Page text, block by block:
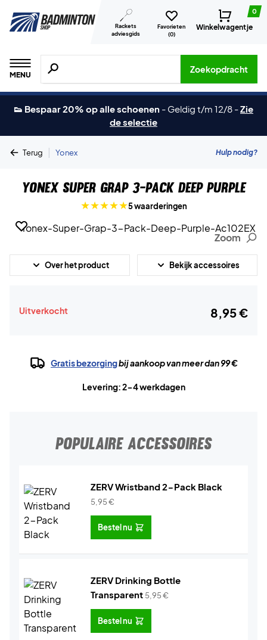
Rackets
adviesgids
Favorieten
(0)
0
Winkelwagentje
MENU
Zoeken naar producten, merken etc.
Zoekopdracht
👟 Bespaar 20% op alle schoenen - Geldig t/m 12/8 -Zie
de selectie
Terug | Yonex Hulp nodig?
Yonex Super Grap 3-Pack Deep Purple
5 waarderingen
Zoom
Over het product Bekijk accessoires
Uitverkocht 8,95 €
Gratis bezorgingbij aankoop van meer dan 99 €
Levering: 2-4 werkdagen
POPULAIRE ACCESSOIRES
ZERV Wristband 2-Pack Black
5,95€
Bestel nu
ZERV Drinking Bottle
Transparent 5,95€
Bestel nu